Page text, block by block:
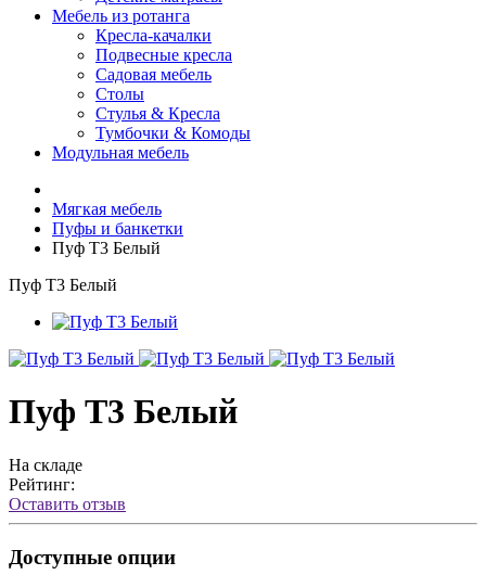
Мебель из ротанга
Кресла-качалки
Подвесные кресла
Садовая мебель
Столы
Стулья & Кресла
Тумбочки & Комоды
Модульная мебель
Мягкая мебель
Пуфы и банкетки
Пуф Т3 Белый
Пуф Т3 Белый
Пуф Т3 Белый
На складе
Рейтинг:
Оставить отзыв
Доступные опции